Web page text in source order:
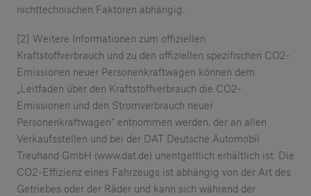
nichttechnischen Faktoren abhängig.
[2] Weitere Informationen zum offiziellen
Kraftstoffverbrauch und zu den offiziellen spezifischen CO2-
Emissionen neuer Personenkraftwagen können dem
„Leitfaden über den Kraftstoffverbrauch die CO2-
Emissionen und den Stromverbrauch neuer
Personenkraftwagen“ entnommen werden, der an allen
Verkaufsstellen und bei der DAT Deutsche Automobil
Treuhand GmbH (www.dat.de) unentgeltlich erhältlich ist. Die
CO2-Effizienz eines Fahrzeugs ist abhängig von der Art des
Getriebes oder der Räder und kann sich während der